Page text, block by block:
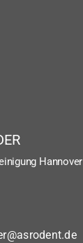
Hannover